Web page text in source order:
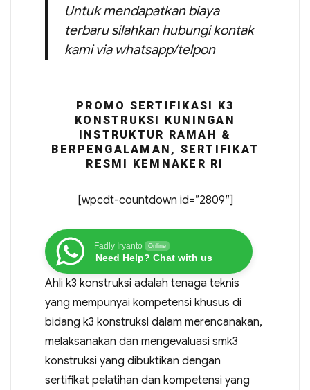
Untuk mendapatkan biaya
terbaru silahkan hubungi kontak
kami via whatsapp/telpon
PROMO SERTIFIKASI K3
KONSTRUKSI KUNINGAN
INSTRUKTUR RAMAH &
BERPENGALAMAN, SERTIFIKAT
RESMI KEMNAKER RI
[wpcdt-countdown id=”2809″]
Fadly Iryanto Online
Need Help? Chat with us
Ahli k3 konstruksi adalah tenaga teknis
yang mempunyai kompetensi khusus di
bidang k3 konstruksi dalam merencanakan,
melaksanakan dan mengevaluasi smk3
konstruksi yang dibuktikan dengan
sertifikat pelatihan dan kompetensi yang